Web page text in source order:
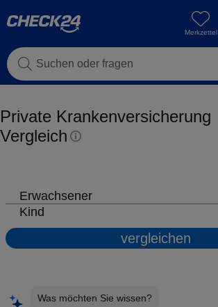
Suchen oder fragen
Merkzettel
Private Kranken­versicherung
Vergleich
Erwachsener
Kind
vergleichen
Was möchten Sie wissen?